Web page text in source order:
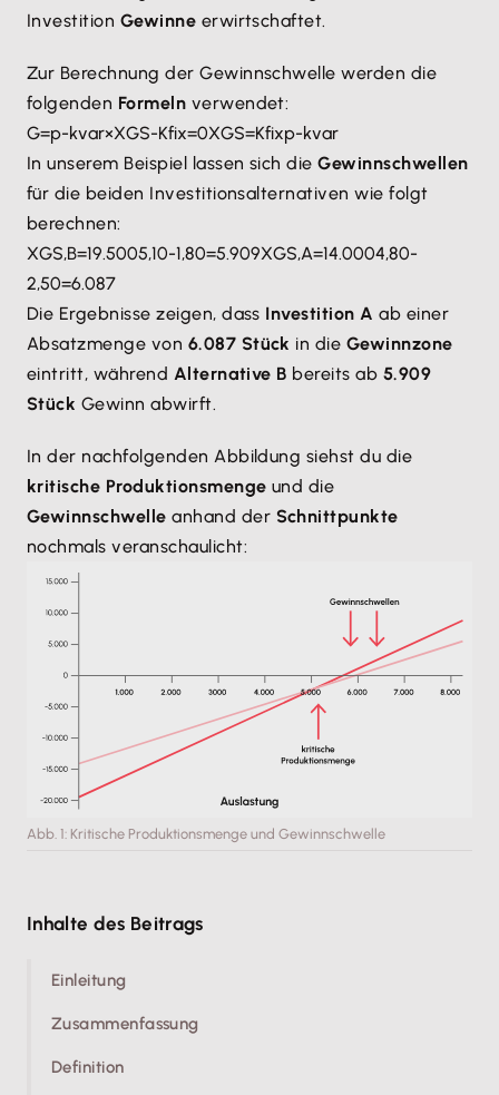
Investition Gewinne erwirtschaftet.
Zur Berechnung der Gewinnschwelle werden die
folgenden Formeln verwendet:
G=p-kvar×XGS-Kfix=0XGS=Kfixp-kvar
In unserem Beispiel lassen sich dieGewinnschwellen
für die beiden Investitionsalternativen wie folgt
berechnen:
XGS,B=19.5005,10-1,80=5.909XGS,A=14.0004,80-
2,50=6.087
Abb. 1: Kritische Produktionsmenge und Gewinnschwelle
Die Ergebnisse zeigen, dass Investition A ab einer
Absatzmenge von 6.087 Stück in die Gewinnzone
eintritt, während Alternative B bereits ab 5.909
Stück Gewinn abwirft.
In der nachfolgenden Abbildung siehst du die
kritische Produktionsmenge und die
Gewinnschwelle anhand der Schnittpunkte
nochmals veranschaulicht:
Inhalte des Beitrags
Einleitung
Zusammenfassung
Definition